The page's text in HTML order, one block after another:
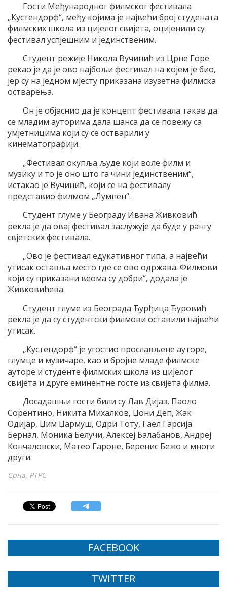
Гости Међународног филмског фестивала
„Кустендорф“, међу којима је највећи број студената
филмских школа из цијелог свијета, оцијенили су
фестивал успјешним и јединственим.
Студент режије Никола Вучинић из Црне Горе
рекао је да је ово најбољи фестивал на којем је био,
јер су на једном мјесту приказана изузетна филмска
остварења.
Он је објаснио да је концепт фестивала такав да
се младим ауторима дала шанса да се повежу са
умјетницима који су се остварили у
кинематографији.
„Фестивал окупља људе који воле филм и
музику и то је оно што га чини јединственим“,
истакао је Вучинић, који се на фестивалу
представио филмом „Лумпен“.
Студент глуме у Београду Ивана Живковић
рекла је да овај фестивал заслужује да буде у рангу
свјетских фестивала.
„Ово је фестивал едукативног типа, а највећи
утисак оставља место где се ово одржава. Филмови
који су приказани веома су добри“, додала је
Живковићева.
Студент глуме из Београда Ђурђица Ђуровић
рекла је да су студентски филмови оставили највећи
утисак.
„Кустендорф“ је угостио прослављене ауторе,
глумце и музичаре, као и бројне младе филмске
ауторе и студенте филмских школа из цијелог
свијета и друге еминентне госте из свијета филма.
Досадашњи гости били су Лав Дијаз, Паоло
Сорентино, Никита Михалков, Џони Деп, Жак
Одијар, Џим Џармуш, Одри Тоту, Гаел Гарсија
Бернал, Моника Белучи, Алексеј Балабанов, Андреј
Кончаловски, Матео Гароне, Беренис Бежо и многи
други.
Срна, РТРС
FACEBOOK
TWITTER